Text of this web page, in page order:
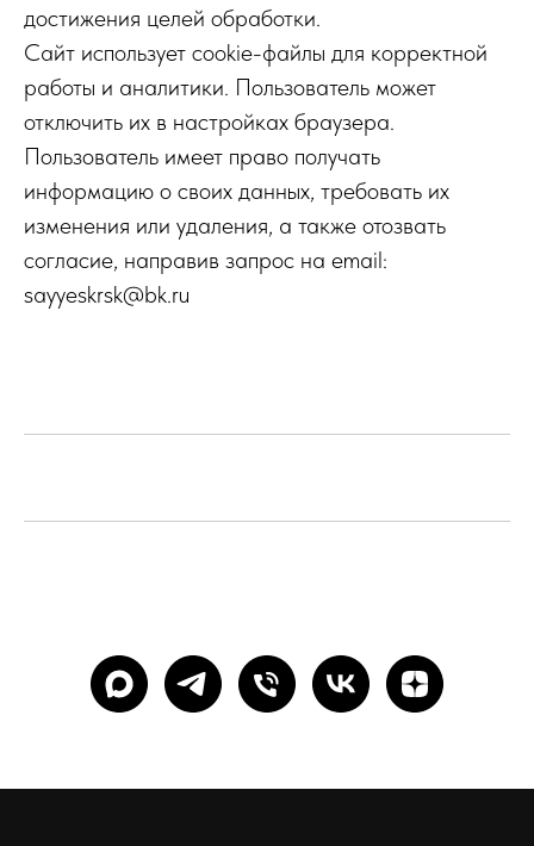
достижения целей обработки.
Сайт использует cookie-файлы для корректной
работы и аналитики. Пользователь может
отключить их в настройках браузера.
Пользователь имеет право получать
информацию о своих данных, требовать их
изменения или удаления, а также отозвать
согласие, направив запрос на email:
sayyeskrsk@bk.ru